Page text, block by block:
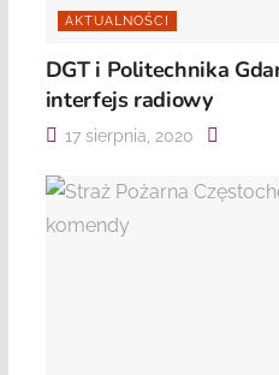
AKTUALNOŚCI
DGT i Politechnika
interfejs radiowy
17 sierpnia, 2020